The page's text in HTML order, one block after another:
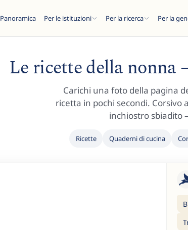
Panoramica Per le istituzioni Per la ricerca Per la
Le ricette della nonna
Carichi una foto della pagina
ricetta in pochi secondi. Corsivo
inchiostro sbiadito
Ricette Quaderni di cucina